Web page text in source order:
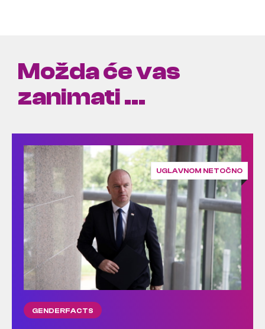
Možda će vas
zanimati ...
UGLAVNOM NETOČNO
GENDERFACTS